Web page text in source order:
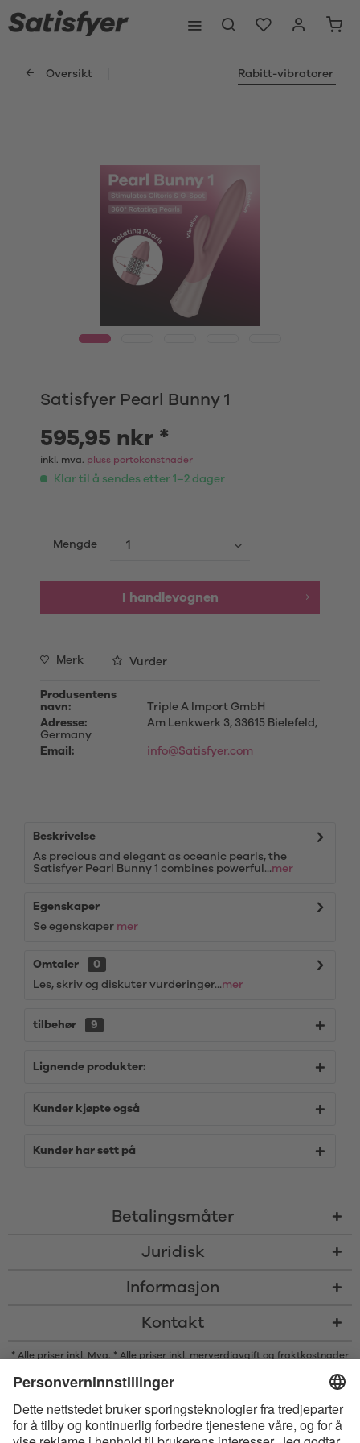
Oversikt Rabitt-vibratorer
Satisfyer Pearl Bunny 1
595,95 nkr *
inkl. mva. pluss portokonstnader
Klar til å sendes etter 1–2 dager
Mengde
I handlevognen
Merk Vurder
Produsentens
navn:
Triple A Import GmbH
Adresse:
Am Lenkwerk 3, 33615 Bielefeld,
Germany
Email:
info@Satisfyer.com
Beskrivelse
As precious and elegant as oceanic pearls, the
Satisfyer Pearl Bunny 1 combines powerful...mer
Egenskaper
Se egenskaper mer
Omtaler
0
Les, skriv og diskuter vurderinger...mer
tilbehør 9
Lignende produkter:
Kunder kjøpte også
Kunder har sett på
Betalingsmåter
Juridisk
Informasjon
Kontakt
* Alle priser inkl. Mva. * Alle priser inkl. merverdiavgift og fraktkostnader
* Bluetooth®s ordmerke og logoer er registrerte varemerker som eies av
Bluetooth SIG, Inc., og enhver bruk av slike merker av Satisfyer GmbH
skjer på lisens.